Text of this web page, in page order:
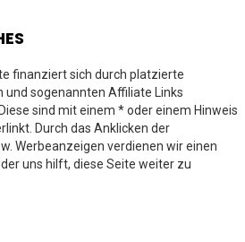
finanziert sich durch platzierte
und sogenannten Affiliate Links
sind mit einem * oder einem Hinweis
Durch das Anklicken der
Werbeanzeigen verdienen wir einen
uns hilft, diese Seite weiter zu